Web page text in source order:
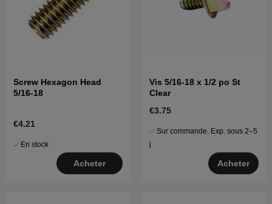
Screw Hexagon Head
5/16-18
€4.21
En stock
Acheter
Vis 5/16-18 x 1/2 po St
Clear
€3.75
Sur commande. Exp. sous 2–5
j
Acheter